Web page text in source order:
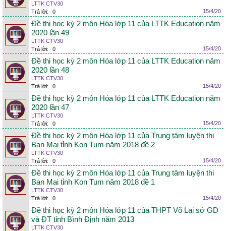
LTTK CTV30
Trả lời:
0 15/4/20
Đề thi học kỳ 2 môn Hóa lớp 11 của LTTK Education năm
2020 lần 49
LTTK CTV30
Trả lời:
0 15/4/20
Đề thi học kỳ 2 môn Hóa lớp 11 của LTTK Education năm
2020 lần 48
LTTK CTV30
Trả lời:
0 15/4/20
Đề thi học kỳ 2 môn Hóa lớp 11 của LTTK Education năm
2020 lần 47
LTTK CTV30
Trả lời:
0 15/4/20
Đề thi học kỳ 2 môn Hóa lớp 11 của Trung tâm luyện thi
Ban Mai tỉnh Kon Tum năm 2018 đề 2
LTTK CTV30
Trả lời:
0 15/4/20
Đề thi học kỳ 2 môn Hóa lớp 11 của Trung tâm luyện thi
Ban Mai tỉnh Kon Tum năm 2018 đề 1
LTTK CTV30
Trả lời:
0 15/4/20
Đề thi học kỳ 2 môn Hóa lớp 11 của THPT Võ Lai sở GD
và ĐT tỉnh Bình Định năm 2013
LTTK CTV30